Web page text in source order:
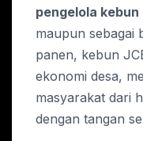
pengelola kebun
maupun sebagai
panen, kebun
ekonomi desa,
masyarakat dari
dengan tangan